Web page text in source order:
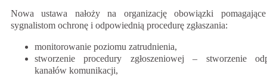
Nowa ustawa nałoży na organizację obowiązki
sygnalistom ochronę i odpowiednią procedurę zgłaszania:
monitorowanie poziomu zatrudnienia,
stworzenie procedury zgłoszeniowej – stworzenie
kanałów komunikacji,